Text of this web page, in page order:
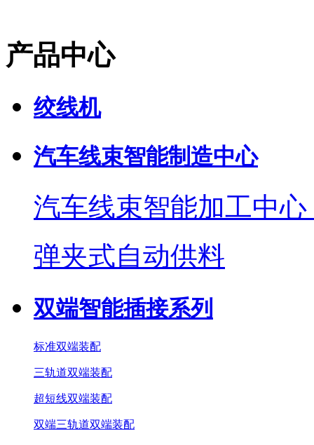
产品中心
绞线机
汽车线束智能制造中心
汽车线束智能加工中
弹夹式自动供料
双端智能插接系列
标准双端装配
三轨道双端装配
超短线双端装配
双端三轨道双端装配